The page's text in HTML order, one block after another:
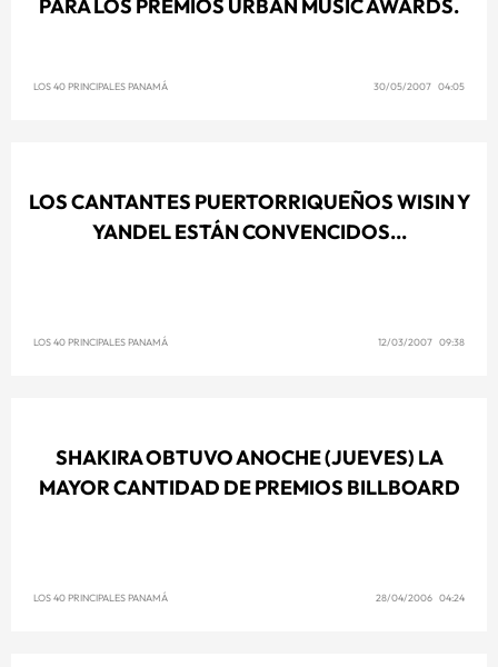
PARA LOS PREMIOS URBAN MUSIC AWARDS.
LOS 40 PRINCIPALES PANAMÁ 30/05/2007 04:05
LOS CANTANTES PUERTORRIQUEÑOS WISIN Y
YANDEL ESTÁN CONVENCIDOS...
LOS 40 PRINCIPALES PANAMÁ 12/03/2007 09:38
SHAKIRA OBTUVO ANOCHE (JUEVES) LA
MAYOR CANTIDAD DE PREMIOS BILLBOARD
LOS 40 PRINCIPALES PANAMÁ 28/04/2006 04:24